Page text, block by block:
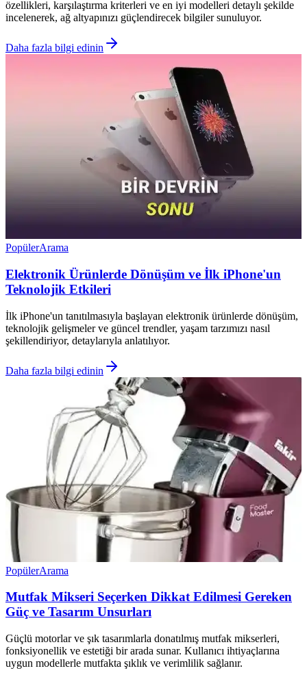
özellikleri, karşılaştırma kriterleri ve en iyi modelleri detaylı şekilde
incelenerek, ağ altyapınızı güçlendirecek bilgiler sunuluyor.
Daha fazla bilgi edinin
PopülerArama
Elektronik Ürünlerde Dönüşüm ve İlk iPhone'un
Teknolojik Etkileri
İlk iPhone'un tanıtılmasıyla başlayan elektronik ürünlerde dönüşüm,
teknolojik gelişmeler ve güncel trendler, yaşam tarzımızı nasıl
şekillendiriyor, detaylarıyla anlatılıyor.
Daha fazla bilgi edinin
PopülerArama
Mutfak Mikseri Seçerken Dikkat Edilmesi Gereken
Güç ve Tasarım Unsurları
Güçlü motorlar ve şık tasarımlarla donatılmış mutfak mikserleri,
fonksiyonellik ve estetiği bir arada sunar. Kullanıcı ihtiyaçlarına
uygun modellerle mutfakta şıklık ve verimlilik sağlanır.